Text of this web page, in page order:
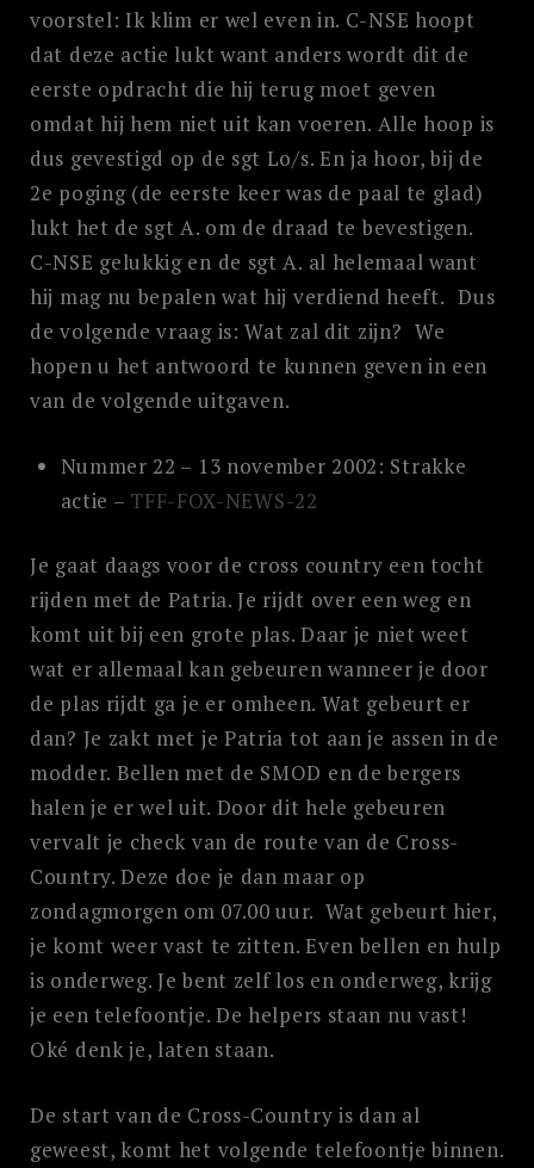
voorstel: Ik klim er wel even in. C-NSE hoopt
dat deze actie lukt want anders wordt dit de
eerste opdracht die hij terug moet geven
omdat hij hem niet uit kan voeren. Alle hoop is
dus gevestigd op de sgt Lo/s. En ja hoor, bij de
2e poging (de eerste keer was de paal te glad)
lukt het de sgt A. om de draad te bevestigen.
C-NSE gelukkig en de sgt A. al helemaal want
hij mag nu bepalen wat hij verdiend heeft. Dus
de volgende vraag is: Wat zal dit zijn? We
hopen u het antwoord te kunnen geven in een
van de volgende uitgaven.
Nummer 22 – 13 november 2002: Strakke
actie – TFF-FOX-NEWS-22
Je gaat daags voor de cross country een tocht
rijden met de Patria. Je rijdt over een weg en
komt uit bij een grote plas. Daar je niet weet
wat er allemaal kan gebeuren wanneer je door
de plas rijdt ga je er omheen. Wat gebeurt er
dan? Je zakt met je Patria tot aan je assen in de
modder. Bellen met de SMOD en de bergers
halen je er wel uit. Door dit hele gebeuren
vervalt je check van de route van de Cross-
Country. Deze doe je dan maar op
zondagmorgen om 07.00 uur. Wat gebeurt hier,
je komt weer vast te zitten. Even bellen en hulp
is onderweg. Je bent zelf los en onderweg, krijg
je een telefoontje. De helpers staan nu vast!
Oké denk je, laten staan.
De start van de Cross-Country is dan al
geweest, komt het volgende telefoontje binnen.